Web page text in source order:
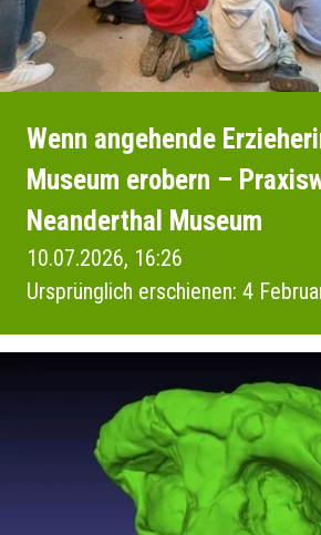
Wenn angehende
Museum erobern –
Neanderthal Museum
10.07.2026, 16:26
Ursprünglich erschienen: 4